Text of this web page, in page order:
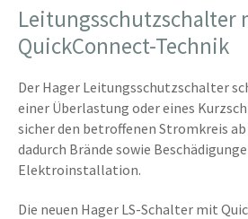
Leitungsschutzschalter
QuickConnect-Technik
Der Hager Leitungsschutzschalter
einer Überlastung oder eines
sicher den betroffenen Stromkreis
dadurch Brände sowie
Elektroinstallation.
Die neuen Hager LS-Schalter mit